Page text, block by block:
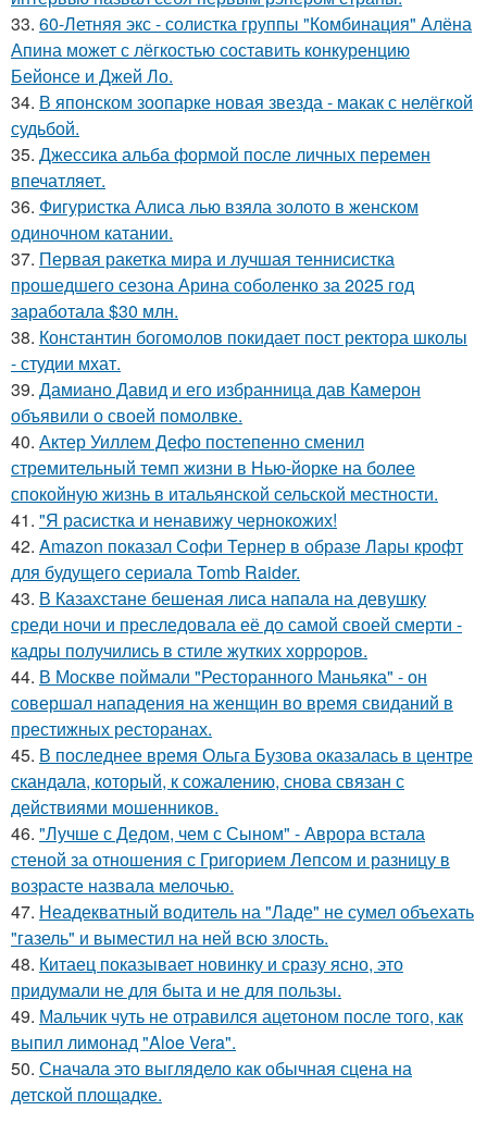
33. 60-Летняя экс - солистка группы "Комбинация" Алёна
Апина может с лёгкостью составить конкуренцию
Бейонсе и Джей Ло.
34. В японском зоопарке новая звезда - макак с нелёгкой
судьбой.
35. Джессика альба формой после личных перемен
впечатляет.
36. Фигуристка Алиса лью взяла золото в женском
одиночном катании.
37. Первая ракетка мира и лучшая теннисистка
прошедшего сезона Арина соболенко за 2025 год
заработала $30 млн.
38. Константин богомолов покидает пост ректора школы
- студии мхат.
39. Дамиано Давид и его избранница дав Камерон
объявили о своей помолвке.
40. Актер Уиллем Дефо постепенно сменил
стремительный темп жизни в Нью-йорке на более
спокойную жизнь в итальянской сельской местности.
41. "Я расистка и ненавижу чернокожих!
42. Amazon показал Софи Тернер в образе Лары крофт
для будущего сериала Tomb Raider.
43. В Казахстане бешеная лиса напала на девушку
среди ночи и преследовала её до самой своей смерти -
кадры получились в стиле жутких хорроров.
44. В Москве поймали "Ресторанного Маньяка" - он
совершал нападения на женщин во время свиданий в
престижных ресторанах.
45. В последнее время Ольга Бузова оказалась в центре
скандала, который, к сожалению, снова связан с
действиями мошенников.
46. "Лучше с Дедом, чем с Сыном" - Аврора встала
стеной за отношения с Григорием Лепсом и разницу в
возрасте назвала мелочью.
47. Неадекватный водитель на "Ладе" не сумел объехать
"газель" и выместил на ней всю злость.
48. Китаец показывает новинку и сразу ясно, это
придумали не для быта и не для пользы.
49. Мальчик чуть не отравился ацетоном после того, как
выпил лимонад "Aloe Vera".
50. Сначала это выглядело как обычная сцена на
детской площадке.